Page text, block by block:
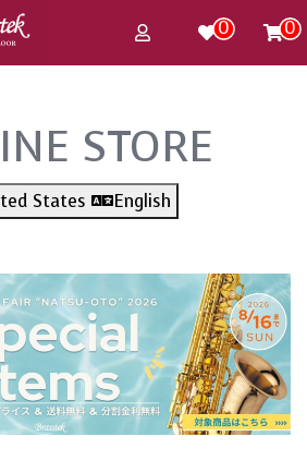
0 0
STORE
States English